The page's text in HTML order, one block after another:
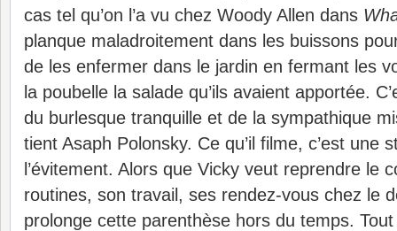
cas tel qu’on l’a vu chez Woody Allen dans
planque maladroitement dans les buissons
de les enfermer dans le jardin en fermant les
la poubelle la salade qu’ils avaient apportée.
du burlesque tranquille et de la sympathique
tient Asaph Polonsky. Ce qu’il filme, c’est une
l’évitement. Alors que Vicky veut reprendre le
routines, son travail, ses rendez-vous chez le
prolonge cette parenthèse hors du temps.